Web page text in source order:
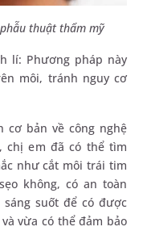
thuật thẩm mỹ
lí: Phương pháp này
môi, tránh nguy cơ
cơ bản về công nghệ
chị em đã có thể tìm
như cắt môi trái tim
không, có an toàn
suốt để có được
vừa có thể đảm bảo